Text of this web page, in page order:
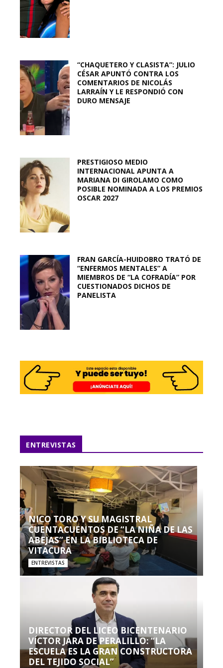
“CHAQUETERO Y CLASISTA”: JULIO
CÉSAR APUNTÓ CONTRA LOS
COMENTARIOS DE NICOLÁS
LARRAÍN Y LE RESPONDIÓ CON
DURO MENSAJE
PRESTIGIOSO MEDIO
INTERNACIONAL APUNTA A
MARIANA DI GIROLAMO COMO
POSIBLE NOMINADA A LOS PREMIOS
OSCAR 2027
FRAN GARCÍA-HUIDOBRO TRATÓ DE
“ENFERMOS MENTALES” A
MIEMBROS DE “LA COFRADÍA” POR
CUESTIONADOS DICHOS DE
PANELISTA
ENTREVISTAS
NICO TORO Y SU MAGISTRAL
CUENTACUENTOS DE “LA NIÑA DE LAS
ABEJAS” EN LA BIBLIOTECA DE
VITACURA
ENTREVISTAS
DIRECTOR DEL LICEO BICENTENARIO
VÍCTOR JARA DE PERALILLO: “LA
ESCUELA ES LA GRAN CONSTRUCTORA
DEL TEJIDO SOCIAL”